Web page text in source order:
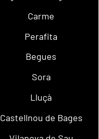
Carme
Perafita
Begues
Sora
Lluçà
Castellnou de Bages